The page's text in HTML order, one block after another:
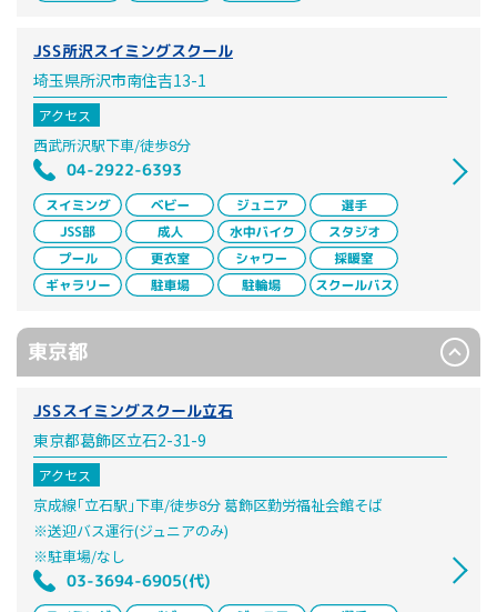
JSS所沢スイミングスクール
埼玉県所沢市南住吉13-1
アクセス
西武所沢駅下車/徒歩8分
04-2922-6393
東京都
JSSスイミングスクール立石
東京都葛飾区立石2-31-9
アクセス
京成線｢立石駅｣下車/徒歩8分 葛飾区勤労福祉会館そば
※送迎バス運行(ジュニアのみ)
※駐車場/なし
03-3694-6905(代)